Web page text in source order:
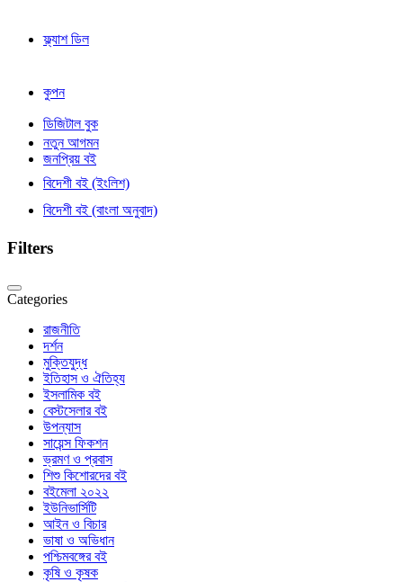
ফ্ল্যাশ ডিল
কুপন
ডিজিটাল বুক
নতুন আগমন
জনপ্রিয় বই
বিদেশী বই (ইংলিশ)
বিদেশী বই (বাংলা অনুবাদ)
Filters
Categories
রাজনীতি
দর্শন
মুক্তিযুদ্ধ
ইতিহাস ও ঐতিহ্য
ইসলামিক বই
বেস্টসেলার বই
উপন্যাস
সায়েন্স ফিকশন
ভ্রমণ ও প্রবাস
শিশু কিশোরদের বই
বইমেলা ২০২২
ইউনিভার্সিটি
আইন ও বিচার
ভাষা ও অভিধান
পশ্চিমবঙ্গের বই
কৃষি ও কৃষক